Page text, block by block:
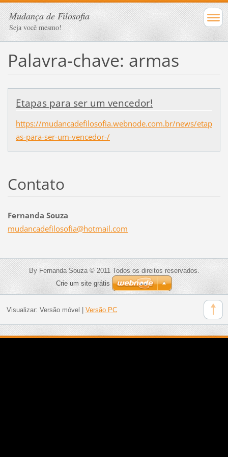
Mudança de Filosofia
Seja você mesmo!
Palavra-chave: armas
Etapas para ser um vencedor!
https://mudancadefilosofia.webnode.com.br/news/etap
as-para-ser-um-vencedor-/
Contato
Fernanda Souza
mudancadefilosofia@hotmail.com
By Fernanda Souza © 2011 Todos os direitos reservados.
Crie um site grátis
Visualizar: Versão móvel Versão PC